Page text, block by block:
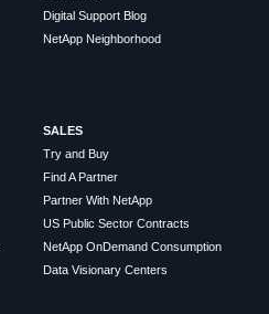
Digital Support Blog
NetApp Neighborhood
SALES
Try and Buy
Find A Partner
Partner With NetApp
US Public Sector Contracts
NetApp OnDemand Consumption
Data Visionary Centers